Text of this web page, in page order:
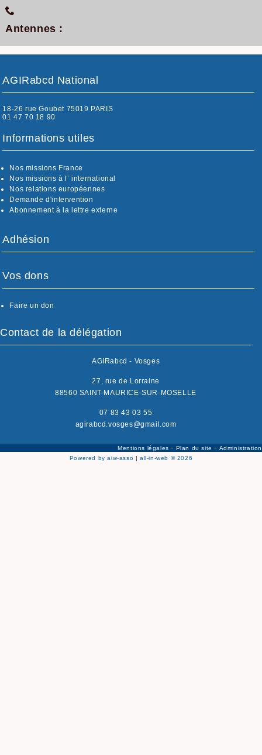
Antennes :
AGIRabcd National
18-26 rue Goubet 75019 PARIS
01 47 70 18 90
Informations utiles
Nos missions France
Nos missions à l’ international
Nos relations européennes
Demande d'intervention
Abonnement à la lettre externe
Adhésion
Vos dons
Faire un don
Contact de la délégation
AGIRabcd - Vosges
27, rue de Lorraine
88560 SAINT-MAURICE-SUR-MOSELLE
07 83 43 03 55
agirabcd.vosges@gmail.com
Mentions légales- Plan du site- Administration
Powered by aiw-asso | all-in-web © 2026